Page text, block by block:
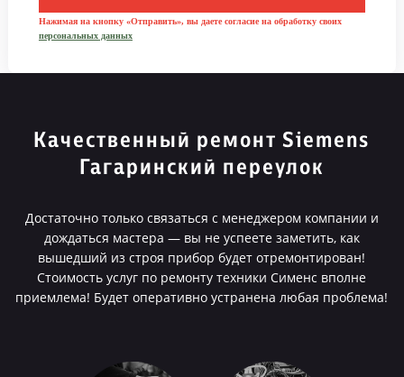
Нажимая на кнопку «Отправить», вы даете согласие на обработку своих
персональных данных
Качественный ремонт Siemens
Гагаринский переулок
Достаточно только связаться с менеджером компании и
дождаться мастера — вы не успеете заметить, как
вышедший из строя прибор будет отремонтирован!
Стоимость услуг по ремонту техники Сименс вполне
приемлема! Будет оперативно устранена любая проблема!